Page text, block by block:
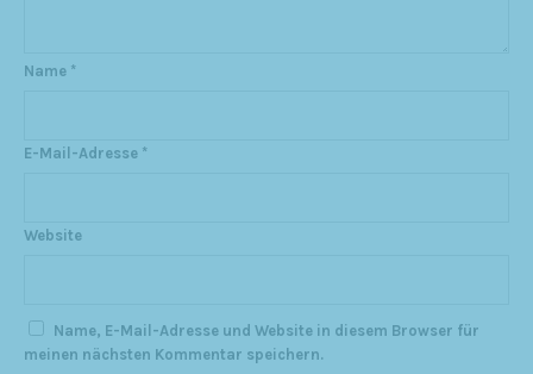
Name *
E-Mail-Adresse *
Website
Name, E-Mail-Adresse und Website in diesem Browser für
meinen nächsten Kommentar speichern.